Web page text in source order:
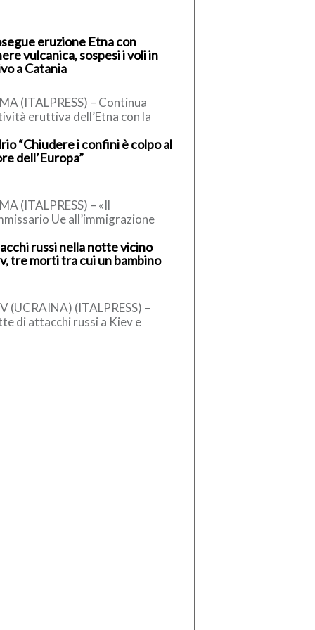
eruzione Etna con
vulcanica, sospesi i voli in
a Catania
(ITALPRESS) – Continua
eruttiva dell’Etna con la
in atmosfera. L’Istituto
di Geofisica […]
“Chiudere i confini è colpo al
dell’Europa”
(ITALPRESS) – «Il
Ue all’immigrazione
sospensione dell’accordo di
può essere […]
russi nella notte vicino
tre morti tra cui un bambino
(UCRAINA) (ITALPRESS) –
di attacchi russi a Kiev e